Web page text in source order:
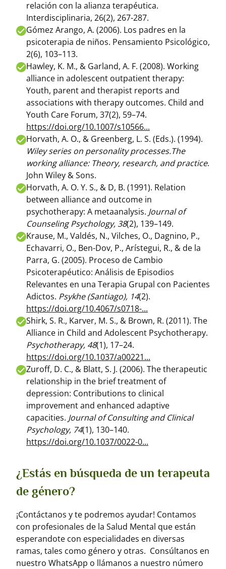
relación con la alianza terapéutica.
Interdisciplinaria, 26(2), 267-287.
Gómez Arango, A. (2006). Los padres en la
psicoterapia de niños. Pensamiento Psicológico,
2(6), 103–113.
Hawley, K. M., & Garland, A. F. (2008). Working
alliance in adolescent outpatient therapy:
Youth, parent and therapist reports and
associations with therapy outcomes. Child and
Youth Care Forum, 37(2), 59–74.
https://doi.org/10.1007/s10566...
Horvath, A. O., & Greenberg, L. S. (Eds.). (1994).
Wiley series on personality processes.The
working alliance: Theory, research, and practice.
John Wiley & Sons.
Horvath, A. O. Y. S., & D, B. (1991). Relation
between alliance and outcome in
psychotherapy: A metaanalysis. Journal of
Counseling Psychology, 38(2), 139–149.
Krause, M., Valdés, N., Vilches, O., Dagnino, P.,
Echavarri, O., Ben-Dov, P., Arístegui, R., & de la
Parra, G. (2005). Proceso de Cambio
Psicoterapéutico: Análisis de Episodios
Relevantes en una Terapia Grupal con Pacientes
Adictos. Psykhe (Santiago), 14(2).
https://doi.org/10.4067/s0718-...
Shirk, S. R., Karver, M. S., & Brown, R. (2011). The
Alliance in Child and Adolescent Psychotherapy.
Psychotherapy, 48(1), 17–24.
https://doi.org/10.1037/a00221...
Zuroff, D. C., & Blatt, S. J. (2006). The therapeutic
relationship in the brief treatment of
depression: Contributions to clinical
improvement and enhanced adaptive
capacities. Journal of Consulting and Clinical
Psychology, 74(1), 130–140.
https://doi.org/10.1037/0022-0...
¿Estás en búsqueda de un terapeuta
de género?
¡Contáctanos y te podremos ayudar! Contamos
con profesionales de la Salud Mental que están
esperandote con especialidades en diversas
ramas, tales como género y otras. Consúltanos en
nuestro WhatsApp o llámanos a nuestro número